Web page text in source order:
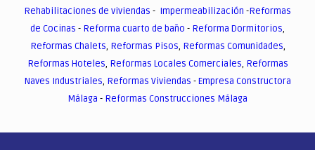
Rehabilitaciones de viviendas - Impermeabilización -Reformas
de Cocinas - Reforma cuarto de baño - Reforma Dormitorios,
Reformas Chalets, Reformas Pisos, Reformas Comunidades,
Reformas Hoteles, Reformas Locales Comerciales, Reformas
Naves Industriales, Reformas Viviendas -Empresa Constructora
Málaga - Reformas Construcciones Málaga